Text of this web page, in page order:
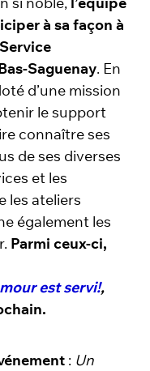
à sa façon à
Saguenay. En
d’une mission
le support
connaître ses
de ses diverses
et les
les ateliers
également les
Parmi ceux-ci,
est servi!,
: Un